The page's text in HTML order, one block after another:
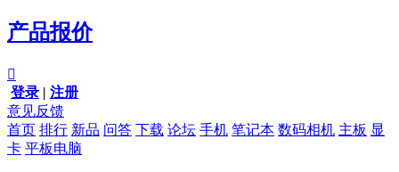
产品报价

登录 | 注册
意见反馈
首页 排行 新品 问答 下载 论坛 手机 笔记本 数码相机 主板 显
卡 平板电脑